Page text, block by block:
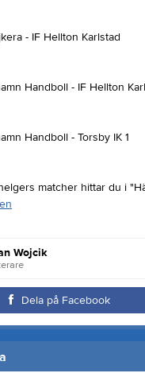
- IF Hellton Karlstad
Handboll - IF Hellton
Handboll - Torsby IK 1
matcher hittar du i
Wojcik
Dela på Facebook